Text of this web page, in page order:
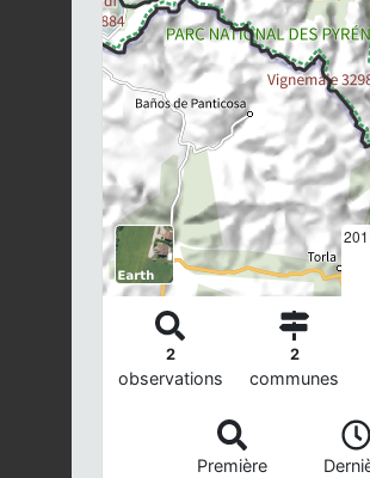
2
observations
2
communes
Première